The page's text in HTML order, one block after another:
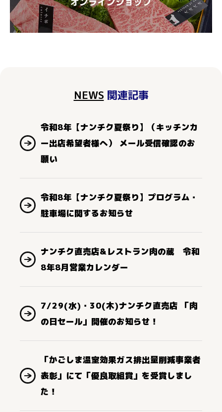
NEWS 関連記事
令和8年【ナンチク夏祭り】（キッチンカ
ー出店希望者様へ） メール受信確認のお
願い
令和8年【ナンチク夏祭り】プログラム・
駐車場に関するお知らせ
ナンチク直売店&レストラン肉の蔵 令和
8年8月営業カレンダー
7/29(水)・30(木)ナンチク直売店 「肉
の日セール」開催のお知らせ！
「かごしま温室効果ガス排出量削減事業者
表彰」にて「優良取組賞」を受賞しまし
た！